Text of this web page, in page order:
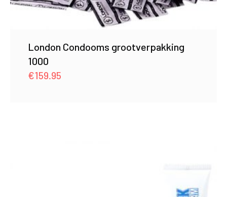
London Condooms grootverpakking
1000
€159.95